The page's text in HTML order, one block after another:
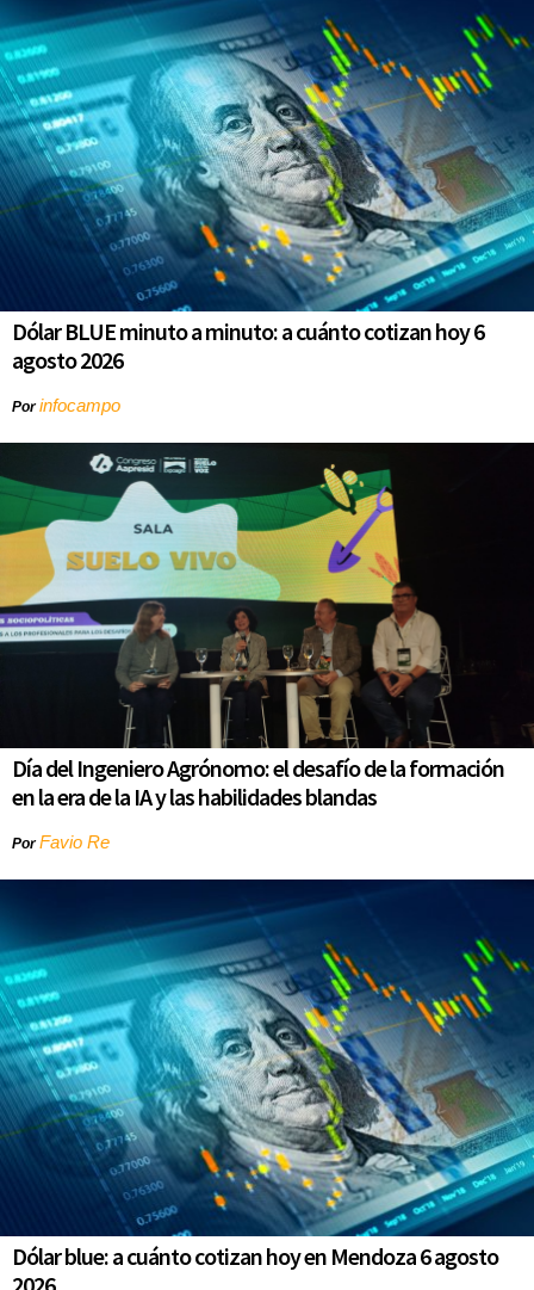
Dólar BLUE minuto a minuto: a cuánto cotizan hoy 6
agosto 2026
Porinfocampo
Día del Ingeniero Agrónomo: el desafío de la formación
en la era de la IA y las habilidades blandas
PorFavio Re
Dólar blue: a cuánto cotizan hoy en Mendoza 6 agosto